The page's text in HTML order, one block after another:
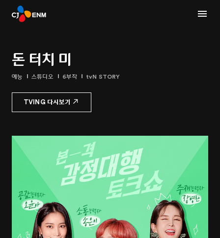
돈 터치 미
예능 스튜디오 6부작 tvN STORY
TVING 다시보기